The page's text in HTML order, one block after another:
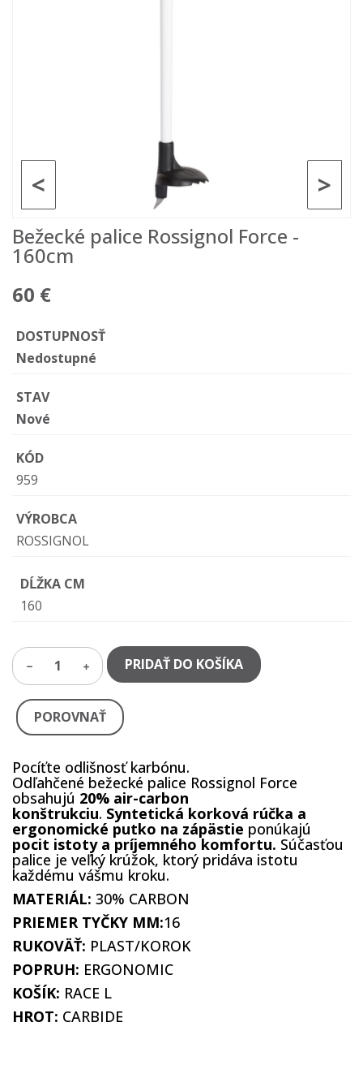
>
<
Bežecké palice Rossignol Force -
160cm
60 €
DOSTUPNOSŤ
Nedostupné
STAV
Nové
KÓD
959
VÝROBCA
ROSSIGNOL
DĹŽKA CM
160
1 PRIDAŤ DO KOŠÍKA
POROVNAŤ
Pocíťte odlišnosť karbónu.
Odľahčené bežecké palice Rossignol Force
obsahujú 20% air-carbon
konštrukciu. Syntetická korková rúčka a
ergonomické putko na zápästie ponúkajú
pocit istoty a príjemného komfortu. Súčasťou
palice je veľký krúžok, ktorý pridáva istotu
každému vášmu kroku.
MATERIÁL: 30% CARBON
PRIEMER TYČKY MM:16
RUKOVÄŤ: PLAST/KOROK
POPRUH: ERGONOMIC
KOŠÍK: RACE L
HROT: CARBIDE